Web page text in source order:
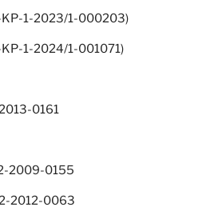
KP-1-2023/1-000203)
1-2024/1-001071)
0161
2009-0155
2012-0063